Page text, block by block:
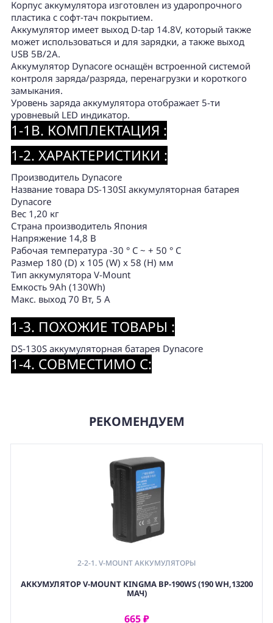
Корпус аккумулятора изготовлен из ударопрочного
пластика с софт-тач покрытием.
Аккумулятор имеет выход D-tap 14.8V, который также
может использоваться и для зарядки, а также выход
USB 5В/2А.
Аккумулятор Dynacore оснащён встроенной системой
контроля заряда/разряда, перенагрузки и короткого
замыкания.
Уровень заряда аккумулятора отображает 5-ти
уровневый LED индикатор.
1-1B. КОМПЛЕКТАЦИЯ :
1-2. ХАРАКТЕРИСТИКИ :
Производитель Dynacore
Название товара DS-130SI аккумуляторная батарея
Dynacore
Вес 1,20 кг
Страна производитель Япония
Напряжение 14,8 В
Рабочая температура -30 ° C ~ + 50 ° C
Размер 180 (D) x 105 (W) x 58 (H) мм
Тип аккумулятора V-Mount
Емкость 9Ah (130Wh)
Макс. выход 70 Вт, 5 А
1-3. ПОХОЖИЕ ТОВАРЫ :
DS-130S аккумуляторная батарея Dynacore
1-4. СОВМЕСТИМО С:
РЕКОМЕНДУЕМ
2-2-1. V-MOUNT АККУМУЛЯТОРЫ
АККУМУЛЯТОР V-MOUNT KINGMA BP-190WS (190 WH,13200
МАЧ)
665 ₽